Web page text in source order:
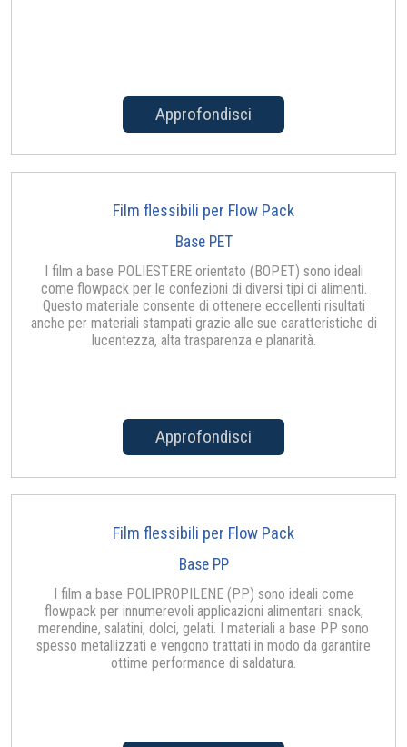
Approfondisci
Film flessibili per Flow Pack
Base PET
I film a base POLIESTERE orientato (BOPET) sono ideali
come flowpack per le confezioni di diversi tipi di alimenti.
Questo materiale consente di ottenere eccellenti risultati
anche per materiali stampati grazie alle sue caratteristiche di
lucentezza, alta trasparenza e planarità.
Approfondisci
Film flessibili per Flow Pack
Base PP
I film a base POLIPROPILENE (PP) sono ideali come
flowpack per innumerevoli applicazioni alimentari: snack,
merendine, salatini, dolci, gelati. I materiali a base PP sono
spesso metallizzati e vengono trattati in modo da garantire
ottime performance di saldatura.